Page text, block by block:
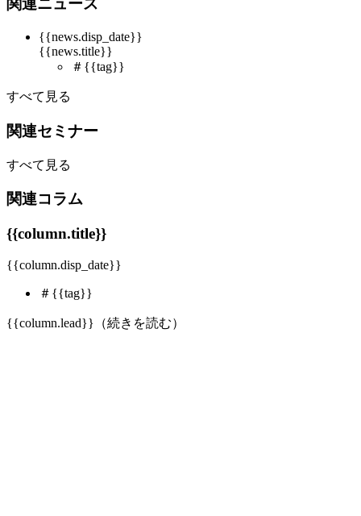
関連ニュース
{{news.disp_date}}
{{news.title}}
＃{{tag}}
すべて見る
関連セミナー
すべて見る
関連コラム
{{column.title}}
{{column.disp_date}}
＃{{tag}}
{{column.lead}}（続きを読む）